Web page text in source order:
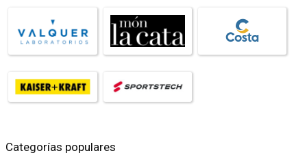
Categorías populares